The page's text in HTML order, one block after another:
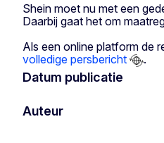
Shein moet nu met een
Daarbij gaat het om
Als een online platform de
volledige persbericht
.
Datum publicatie
Auteur